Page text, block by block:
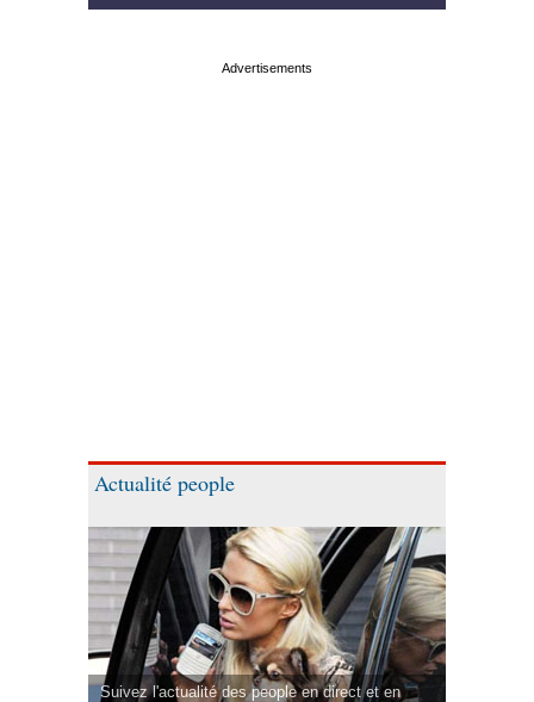
Actualité people
Suivez l'actualité des people en direct et en